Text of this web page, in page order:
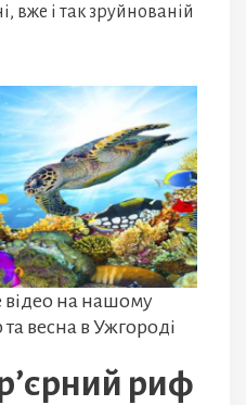
вже і так зруйнованій
відео на нашому
та весна в Ужгороді
риф